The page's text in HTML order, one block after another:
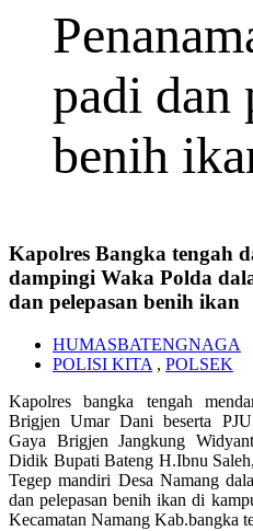
padi dan
benih
Kapolres Bangka tengah
dampingi Waka Polda
dan pelepasan benih ikan
HUMASBATENGNAGA
POLISI KITA , POLSEK
Kapolres bangka tengah
Brigjen Umar Dani beserta
Gaya Brigjen Jangkung
Didik Bupati Bateng H.Ibnu
Tegep mandiri Desa Namang
dan pelepasan benih ikan di
Kecamatan Namang Kab.bangka